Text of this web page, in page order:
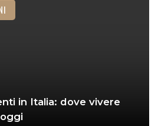
in Italia: dove vivere